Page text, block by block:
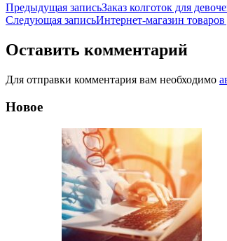
Навигация
по
записям
Предыдущая записьЗаказ колготок для
Следующая записьИнтернет-магазин
Оставить комментарий
Для отправки комментария вам необходимо
Новое